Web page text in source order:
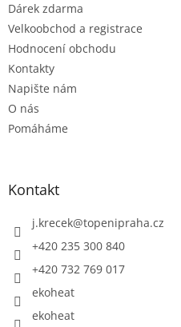
Dárek zdarma
Velkoobchod a registrace
Hodnocení obchodu
Kontakty
Napište nám
O nás
Pomáháme
Kontakt
j.krecek@topenipraha.cz
+420 235 300 840
+420 732 769 017
ekoheat
ekoheat